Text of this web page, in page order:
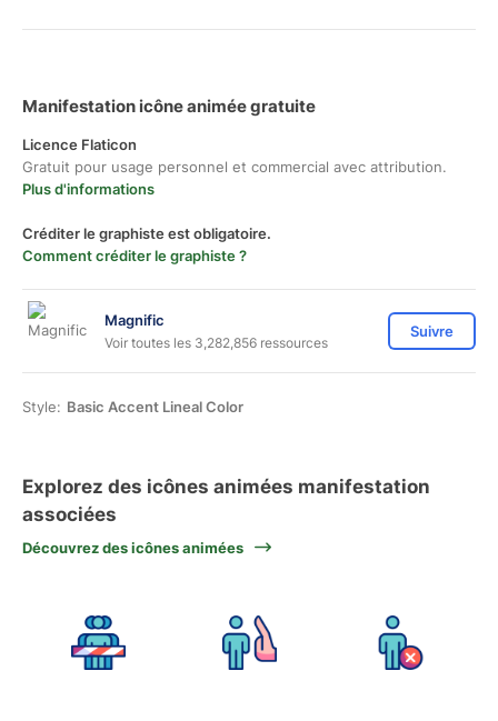
Manifestation icône animée gratuite
Licence Flaticon
Gratuit pour usage personnel et commercial avec attribution.
Plus d'informations
Créditer le graphiste est obligatoire.
Comment créditer le graphiste ?
Magnific
Voir toutes les 3,282,856 ressources
Suivre
Style: Basic Accent Lineal Color
Explorez des icônes animées manifestation
associées
Découvrez des icônes animées